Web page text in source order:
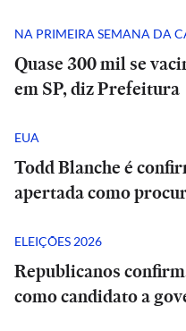
NA PRIMEIRA SEMANA DA
Quase 300 mil se
em SP, diz Prefeitura
EUA
Todd Blanche é
apertada como
ELEIÇÕES 2026
Republicanos
como candidato a